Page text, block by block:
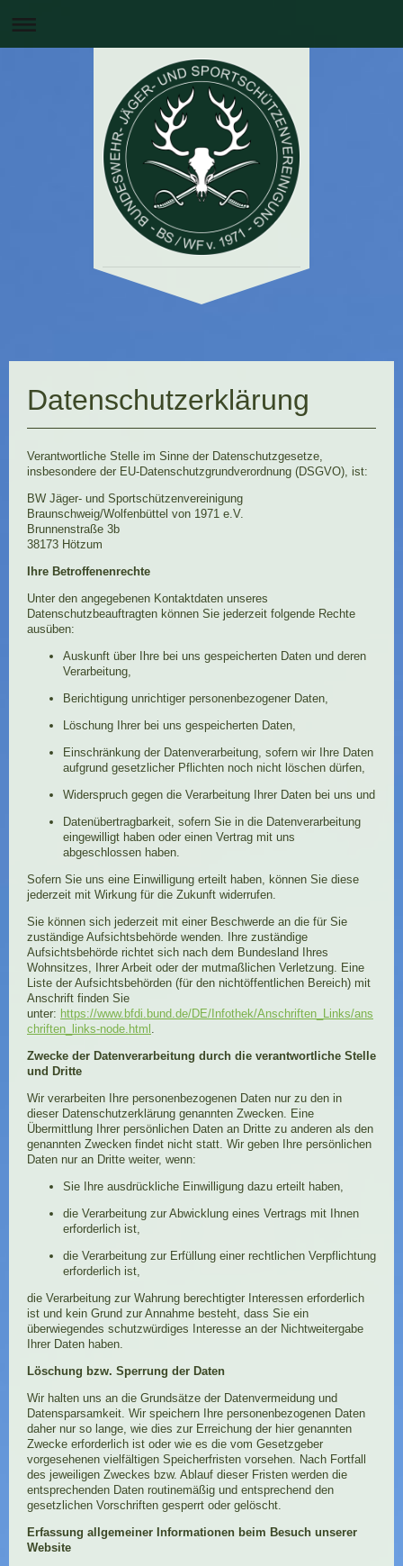
Datenschutzerklärung
Verantwortliche Stelle im Sinne der Datenschutzgesetze,
insbesondere der EU-Datenschutzgrundverordnung (DSGVO), ist:
BW Jäger- und Sportschützenvereinigung
Braunschweig/Wolfenbüttel von 1971 e.V.
Brunnenstraße 3b
38173 Hötzum
Ihre Betroffenenrechte
Unter den angegebenen Kontaktdaten unseres
Datenschutzbeauftragten können Sie jederzeit folgende Rechte
ausüben:
Auskunft über Ihre bei uns gespeicherten Daten und deren
Verarbeitung,
Berichtigung unrichtiger personenbezogener Daten,
Löschung Ihrer bei uns gespeicherten Daten,
Einschränkung der Datenverarbeitung, sofern wir Ihre Daten
aufgrund gesetzlicher Pflichten noch nicht löschen dürfen,
Widerspruch gegen die Verarbeitung Ihrer Daten bei uns und
Datenübertragbarkeit, sofern Sie in die Datenverarbeitung
eingewilligt haben oder einen Vertrag mit uns
abgeschlossen haben.
Sofern Sie uns eine Einwilligung erteilt haben, können Sie diese
jederzeit mit Wirkung für die Zukunft widerrufen.
Sie können sich jederzeit mit einer Beschwerde an die für Sie
zuständige Aufsichtsbehörde wenden. Ihre zuständige
Aufsichtsbehörde richtet sich nach dem Bundesland Ihres
Wohnsitzes, Ihrer Arbeit oder der mutmaßlichen Verletzung. Eine
Liste der Aufsichtsbehörden (für den nichtöffentlichen Bereich) mit
Anschrift finden Sie
unter: https://www.bfdi.bund.de/DE/Infothek/Anschriften_Links/ans
chriften_links-node.html
Zwecke der Datenverarbeitung durch die verantwortliche Stelle
und Dritte
Wir verarbeiten Ihre personenbezogenen Daten nur zu den in
dieser Datenschutzerklärung genannten Zwecken. Eine
Übermittlung Ihrer persönlichen Daten an Dritte zu anderen als den
genannten Zwecken findet nicht statt. Wir geben Ihre persönlichen
Daten nur an Dritte weiter, wenn:
Sie Ihre ausdrückliche Einwilligung dazu erteilt haben,
die Verarbeitung zur Abwicklung eines Vertrags mit Ihnen
erforderlich ist,
die Verarbeitung zur Erfüllung einer rechtlichen Verpflichtung
erforderlich ist,
die Verarbeitung zur Wahrung berechtigter Interessen erforderlich
ist und kein Grund zur Annahme besteht, dass Sie ein
überwiegendes schutzwürdiges Interesse an der Nichtweitergabe
Ihrer Daten haben.
Löschung bzw. Sperrung der Daten
Wir halten uns an die Grundsätze der Datenvermeidung und
Datensparsamkeit. Wir speichern Ihre personenbezogenen Daten
daher nur so lange, wie dies zur Erreichung der hier genannten
Zwecke erforderlich ist oder wie es die vom Gesetzgeber
vorgesehenen vielfältigen Speicherfristen vorsehen. Nach Fortfall
des jeweiligen Zweckes bzw. Ablauf dieser Fristen werden die
entsprechenden Daten routinemäßig und entsprechend den
gesetzlichen Vorschriften gesperrt oder gelöscht.
Erfassung allgemeiner Informationen beim Besuch unserer
Website